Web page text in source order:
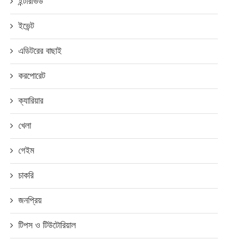
ইভেন্ট
এডিটরের বাছাই
করপোরেট
ক্যারিয়ার
খেলা
গেইম
চাকরি
জনপ্রিয়
টিপস ও টিউটোরিয়াল